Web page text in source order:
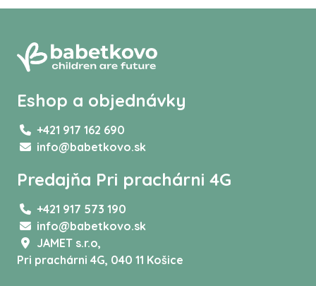
Eshop a objednávky
+421 917 162 690
info@babetkovo.sk
Predajňa Pri prachárni 4G
+421 917 573 190
info@babetkovo.sk
JAMET s.r.o,
Pri prachárni 4G, 040 11 Košice